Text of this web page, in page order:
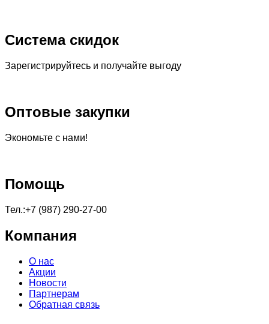
Система скидок
Зарегистрируйтесь и получайте выгоду
Оптовые закупки
Экономьте с нами!
Помощь
Тел.:+7 (987) 290-27-00
Компания
О нас
Акции
Новости
Партнерам
Обратная связь